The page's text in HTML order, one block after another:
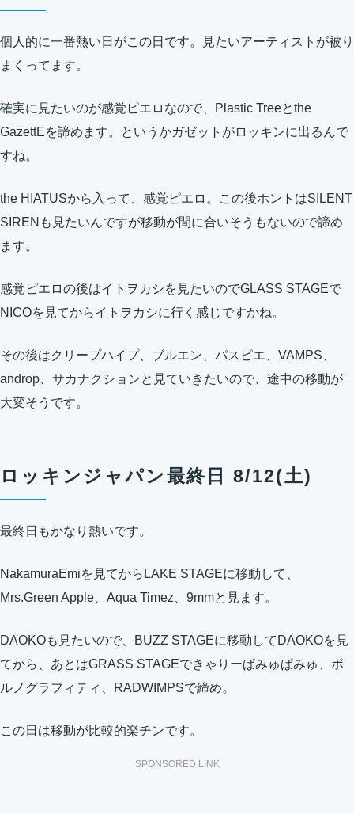
個人的に一番熱い日がこの日です。見たいアーティストが被り
まくってます。
確実に見たいのが感覚ピエロなので、Plastic Treeとthe
GazettEを諦めます。というかガゼットがロッキンに出るんで
すね。
the HIATUSから入って、感覚ピエロ。この後ホントはSILENT
SIRENも見たいんですが移動が間に合いそうもないので諦め
ます。
感覚ピエロの後はイトヲカシを見たいのでGLASS STAGEで
NICOを見てからイトヲカシに行く感じですかね。
その後はクリープハイプ、ブルエン、パスピエ、VAMPS、
androp、サカナクションと見ていきたいので、途中の移動が
大変そうです。
ロッキンジャパン最終日 8/12(土)
最終日もかなり熱いです。
NakamuraEmiを見てからLAKE STAGEに移動して、
Mrs.Green Apple、Aqua Timez、9mmと見ます。
DAOKOも見たいので、BUZZ STAGEに移動してDAOKOを見
てから、あとはGRASS STAGEできゃりーぱみゅぱみゅ、ポ
ルノグラフィティ、RADWIMPSで締め。
この日は移動が比較的楽チンです。
SPONSORED LINK